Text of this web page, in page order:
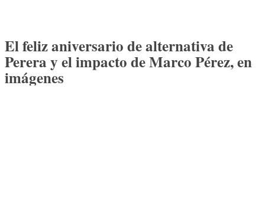
El feliz aniversario de alternativa de
Perera y el impacto de Marco Pérez, en
imágenes